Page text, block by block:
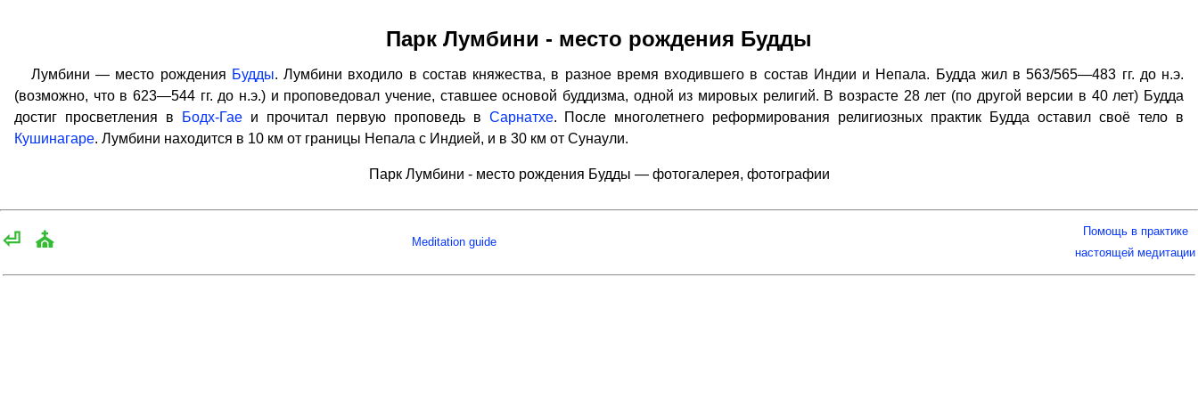
Парк Лумбини - место рождения Будды
Лумбини — место рождения Будды. Лумбини входило в состав княжества, в разное время входившего в состав Индии и Непала. Будда жил в 563/565—483 гг. до н.э.
(возможно, что в 623—544 гг. до н.э.) и проповедовал учение, ставшее основой буддизма, одной из мировых религий. В возрасте 28 лет (по другой версии в 40 лет) Будда
достиг просветления в
Бодх-Гаеи прочитал первую проповедь в Сарнатхе. После многолетнего реформирования религиозных практик Будда оставил своё тело в
Кушинагаре. Лумбини находится в 10 км от границы Непала с Индией, и в 30 км от Сунаули.
Парк Лумбини - место рождения Будды — фотогалерея, фотографии
⏎ ⛪ Meditation guide
Помощь в практике
настоящей медитации